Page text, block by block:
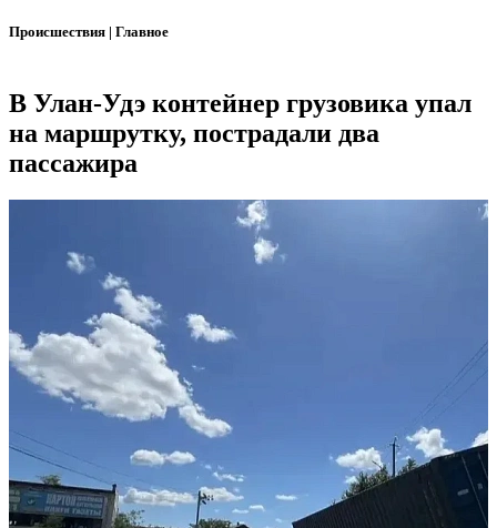
Происшествия | Главное
В Улан-Удэ контейнер грузовика упал
на маршрутку, пострадали два
пассажира